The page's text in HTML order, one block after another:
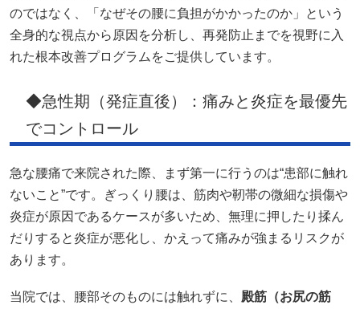
のではなく、「なぜその腰に負担がかかったのか」という
全身的な視点から原因を分析し、再発防止までを視野に入
れた根本改善プログラムをご提供しています。
◆急性期（発症直後）：痛みと炎症を最優先
でコントロール
急な腰痛で来院された際、まず第一に行うのは“患部に触れ
ないこと”です。ぎっくり腰は、筋肉や靭帯の微細な損傷や
炎症が原因であるケースが多いため、無理に押したり揉ん
だりすると炎症が悪化し、かえって痛みが強まるリスクが
あります。
当院では、腰部そのものには触れずに、 殿筋（お尻の筋